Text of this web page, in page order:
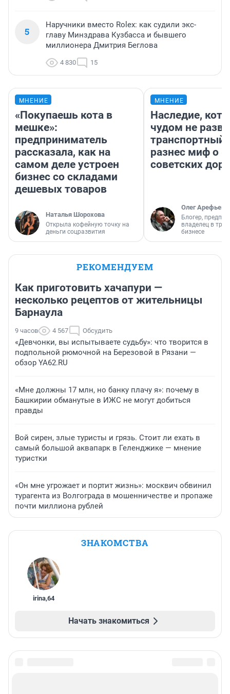
5
Наручники вместо Rolex: как судили экс-
главу Минздрава Кузбасса и бывшего
миллионера Дмитрия Беглова
4 830 15
МНЕНИЕ
«Покупаешь кота в
мешке»:
предприниматель
рассказала, как на
самом деле устроен
бизнес со складами
дешевых товаров
Наталья Шорохова
Открыла кофейную точку на
деньги соцразвития
МНЕНИЕ
Наследие,
чудом не
транспортный
разнес миф о
советских
Олег Арефьев
Блогер,
владелец в
бизнесе
РЕКОМЕНДУЕМ
Как приготовить хачапури —
несколько рецептов от жительницы
Барнаула
9 часов 4 567 Обсудить
«Девчонки, вы испытываете судьбу»: что творится в
подпольной рюмочной на Березовой в Рязани —
обзор YA62.RU
«Мне должны 17 млн, но банку плачу я»: почему в
Башкирии обманутые в ИЖС не могут добиться
правды
Вой сирен, злые туристы и грязь. Стоит ли ехать в
самый большой аквапарк в Геленджике — мнение
туристки
«Он мне угрожает и портит жизнь»: москвич обвинил
турагента из Волгограда в мошенничестве и пропаже
почти миллиона рублей
ЗНАКОМСТВА
irina,64
Начать знакомиться